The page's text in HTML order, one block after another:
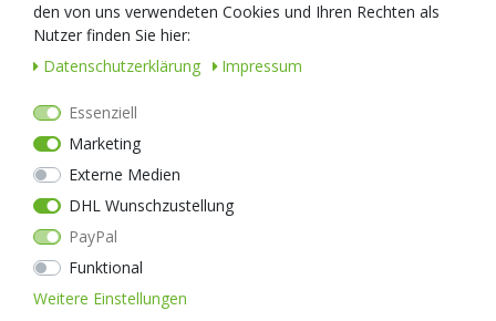
NEXTORCH - PIONEER MT20BE "Blue Edition" Multi-Tool 15in1
Werkzeugen & Schneider für Kunststoff-Handfesseln
den von uns verwendeten Cookies und Ihren Rechten als
Nutzer finden Sie hier:
Daten­schutz­erklärung
Impressum
Essenziell
Marketing
Externe Medien
DHL Wunschzustellung
PayPal
Funktional
Weitere Einstellungen